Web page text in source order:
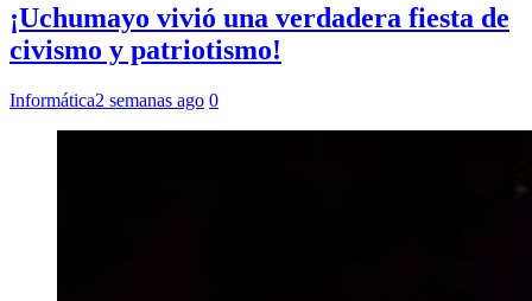
¡Uchumayo vivió una verdadera fiesta de
civismo y patriotismo!
Informática2 semanas ago 0